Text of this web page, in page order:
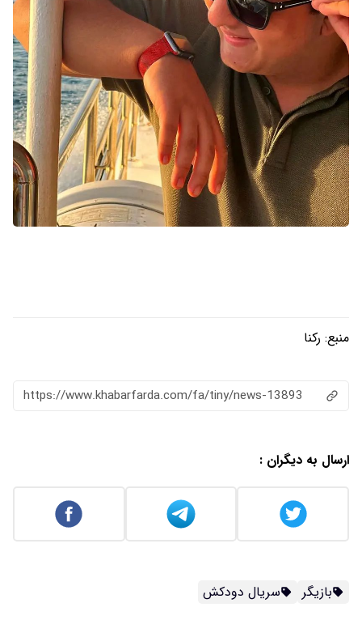
منبع: رکنا
https://www.khabarfarda.com/fa/tiny/news-13893
ارسال به دیگران :
بازیگر سریال دودکش